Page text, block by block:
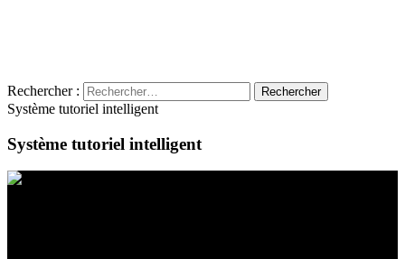
Rechercher :
Système tutoriel intelligent
Système tutoriel intelligent